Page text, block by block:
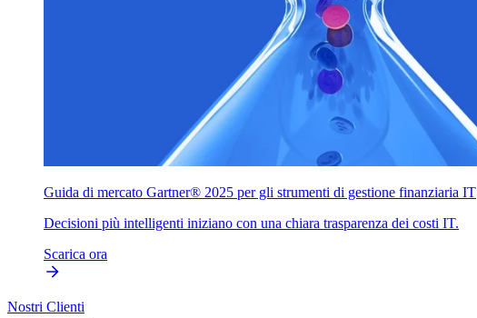
Guida di mercato Gartner® 2025 per gli strumenti di gestione finanziaria IT
Decisioni più intelligenti iniziano con una chiara trasparenza dei costi IT.
Scarica ora
Nostri Clienti